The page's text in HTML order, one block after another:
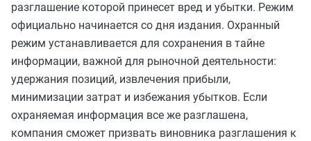
разглашение которой принесет вред и убытки. Режим
официально начинается со дня издания. Охранный
режим устанавливается для сохранения в тайне
информации, важной для рыночной деятельности:
удержания позиций, извлечения прибыли,
минимизации затрат и избежания убытков. Если
охраняемая информация все же разглашена,
компания сможет призвать виновника разглашения к